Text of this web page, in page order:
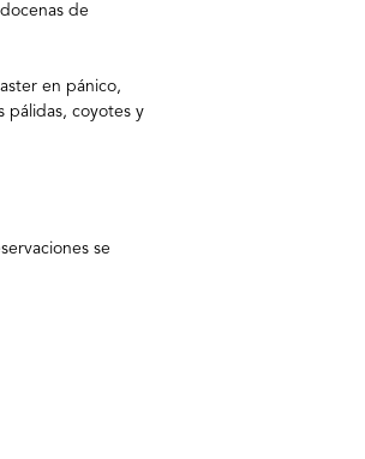
de
en pánico,
pálidas, coyotes y
se